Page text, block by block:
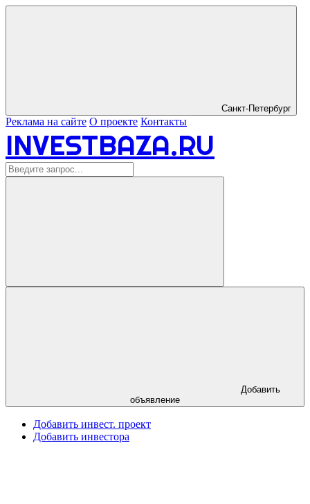
Санкт-Петербург
Реклама на сайте О проекте Контакты
INVESTBAZA.RU
объявление
Добавить инвест. проект
Добавить инвестора